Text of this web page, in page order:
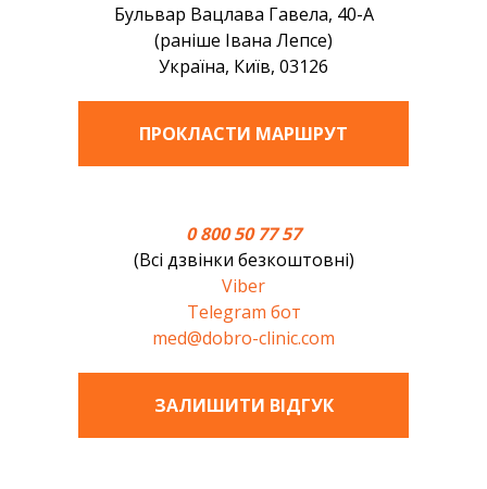
Бульвар Вацлава Гавела, 40-А
(раніше Івана Лепсе)
Україна, Київ, 03126
ПРОКЛАСТИ МАРШРУТ
0 800 50 77 57
(Всі дзвінки безкоштовні)
Viber
Telegram бот
med@dobro-clinic.com
ЗАЛИШИТИ ВIДГУК